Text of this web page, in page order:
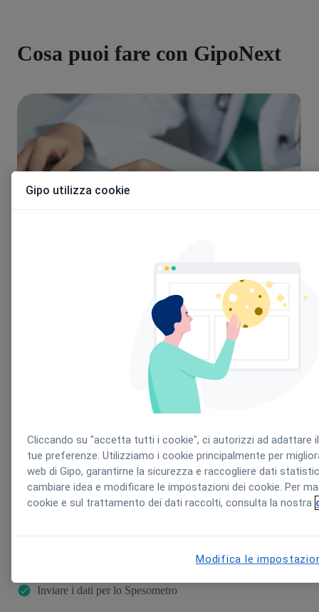
Cosa puoi fare con GipoNext
Creare le fatture elettroniche per la PA
Creare le fatture per i pazienti
Inviare i dati per lo Spesometro
Gipo utilizza cookie
Cliccando su "accetta tutti i cookie", ci autorizzi ad adattare
tue preferenze. Utilizziamo i cookie principalmente per
web di Gipo, garantirne la sicurezza e raccogliere dati
cambiare idea e modificare le impostazioni dei cookie. Per
cookie e sul trattamento dei dati raccolti, consulta la nostra
Modifica le